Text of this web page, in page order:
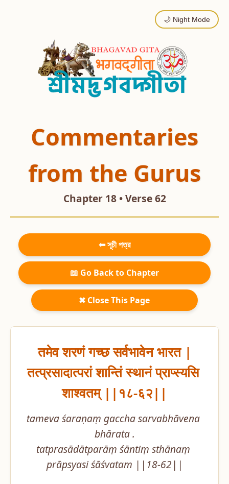
🌙 Night Mode
Commentaries
from the Gurus
Chapter 18 • Verse 62
⬅ সূচী পত্র
📖 Go Back to Chapter
✖ Close This Page
तमेव शरणं गच्छ सर्वभावेन भारत |
तत्प्रसादात्परां शान्तिं स्थानं प्राप्स्यसि
शाश्वतम् ||१८-६२||
tameva śaraṇaṃ gaccha sarvabhāvena
bhārata .
tatprasādātparāṃ śāntiṃ sthānaṃ
prāpsyasi śāśvatam ||18-62||